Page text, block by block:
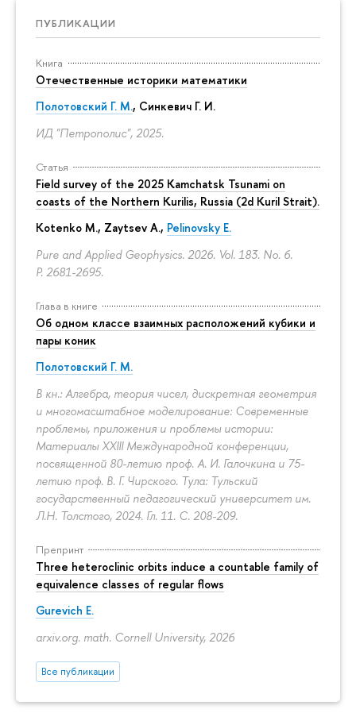
ПУБЛИКАЦИИ
Книга
Отечественные историки математики
Полотовский Г. М., Синкевич Г. И.
ИД "Петрополис", 2025.
Статья
Field survey of the 2025 Kamchatsk Tsunami on
coasts of the Northern Kurilis, Russia (2d Kuril Strait).
Kotenko M., Zaytsev A., Pelinovsky E.
Pure and Applied Geophysics. 2026. Vol. 183. No. 6.
P. 2681-2695.
Глава в книге
Об одном классе взаимных расположений кубики и
пары коник
Полотовский Г. М.
В кн.: Алгебра, теория чисел, дискретная геометрия
и многомасштабное моделирование: Современные
проблемы, приложения и проблемы истории:
Материалы XXIII Международной конференции,
посвященной 80-летию проф. А. И. Галочкина и 75-
летию проф. В. Г. Чирского. Тула: Тульский
государственный педагогический университет им.
Л.Н. Толстого, 2024. Гл. 11. С. 208-209.
Препринт
Three heteroclinic orbits induce a countable family of
equivalence classes of regular flows
Gurevich E.
arxiv.org. math. Cornell University, 2026
Все публикации